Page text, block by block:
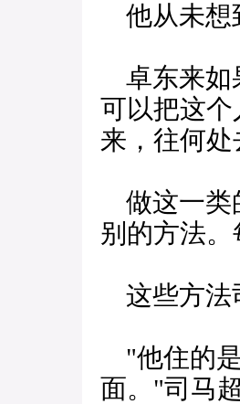
他从未想
卓东来如
可以把这
来，往何
做这一类
别的方法
这些方法
"他住的
面。"司马